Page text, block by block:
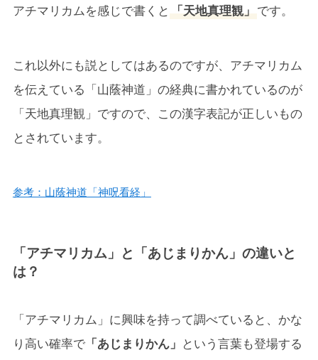
アチマリカムを感じで書くと 「天地真理観」 です。
これ以外にも説としてはあるのですが、アチマリカム
を伝えている「山蔭神道」の経典に書かれているのが
「天地真理観」ですので、この漢字表記が正しいもの
とされています。
参考：山蔭神道「神呪看経」
「アチマリカム」と「あじまりかん」の違いと
は？
「アチマリカム」に興味を持って調べていると、かな
り高い確率で「あじまりかん」
という言葉も登場する